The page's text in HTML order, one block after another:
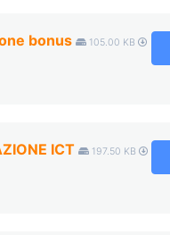
bonus
105.00 KB
ICT
197.50 KB